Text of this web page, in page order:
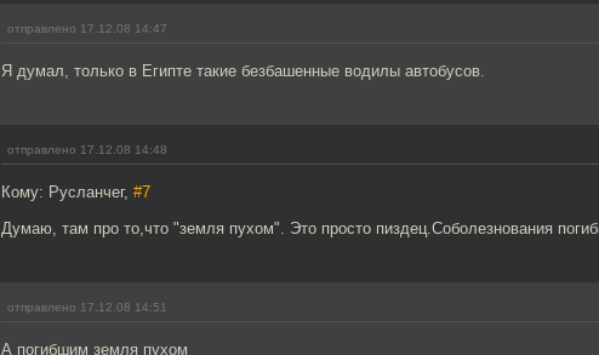
отправлено 17.12.08 14:47
Я думал, только в Египте такие безбашенные водилы автобусов.
отправлено 17.12.08 14:48
Кому: Русланчег, #7
Думаю, там про то,что "земля пухом". Это просто пиздец.Соболезнования
отправлено 17.12.08 14:51
А погибшим земля пухом